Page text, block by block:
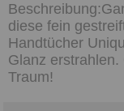
diese fein
Handtücher
Glanz erstrahlen.
Traum!